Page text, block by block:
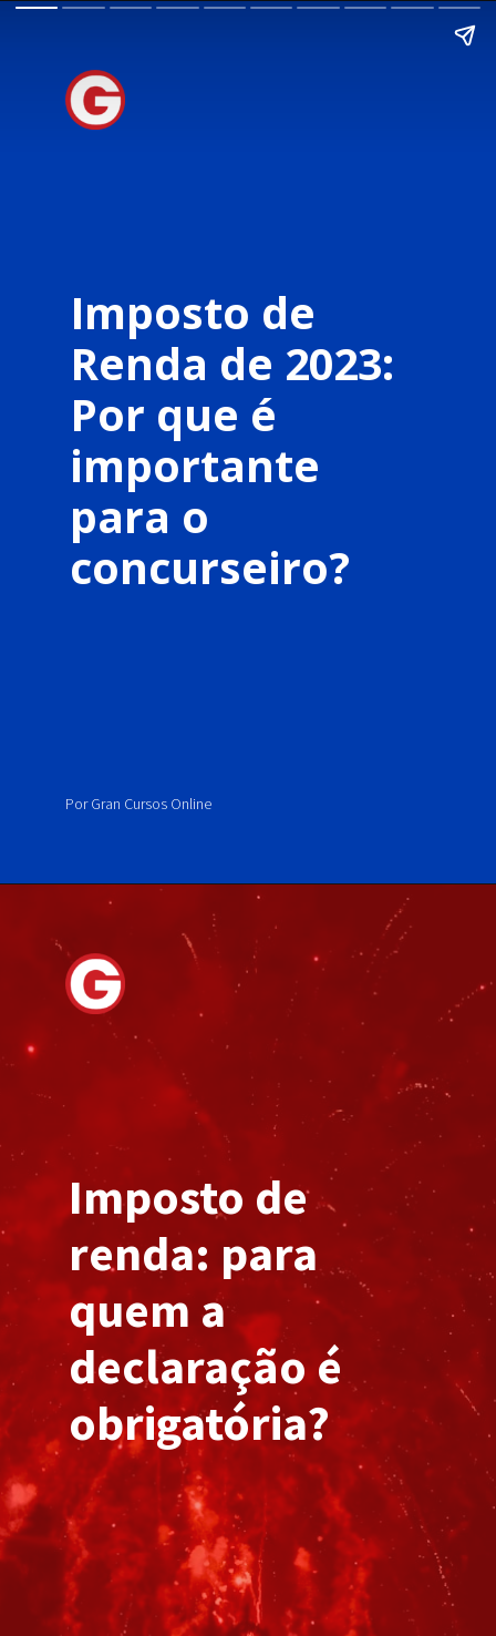
Imposto de
Renda de 2023:
Por que é
importante
para o
concurseiro?
Por Gran Cursos Online
Imposto de
renda: para
quem a
declaração é
obrigatória?